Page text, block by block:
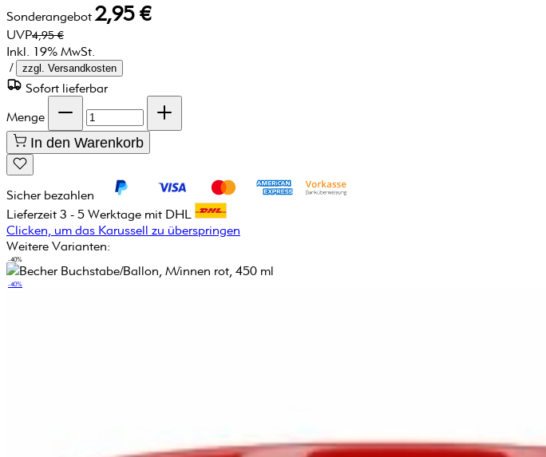
Sonderangebot 2,95 €
UVP4,95 €
Inkl. 19% MwSt.
/
zzgl. Versandkosten
Sofort lieferbar
Menge
In den Warenkorb
Sicher bezahlen
Lieferzeit 3 - 5 Werktage mit DHL
Clicken, um das Karussell zu überspringen
Weitere Varianten:
-40%
-40%